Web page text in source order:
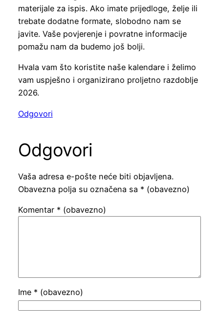
materijale za ispis. Ako imate prijedloge, želje ili
trebate dodatne formate, slobodno nam se
javite. Vaše povjerenje i povratne informacije
pomažu nam da budemo još bolji.
Hvala vam što koristite naše kalendare i želimo
vam uspješno i organizirano proljetno razdoblje
2026.
Odgovori
Odgovori
Vaša adresa e-pošte neće biti objavljena.
Obavezna polja su označena sa * (obavezno)
Komentar * (obavezno)
Ime * (obavezno)